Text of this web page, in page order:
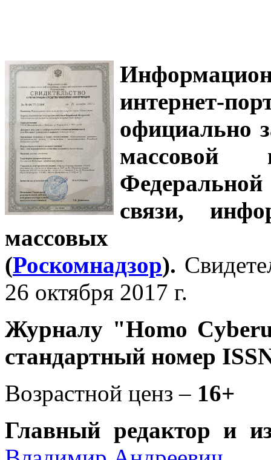
интернет-
официально
связи,
массовых
(Роскомнадзор).
26 октября 2017 г.
Журналу "Homo
стандартный номер
Возрастной ценз – 16+
Главный редактор и